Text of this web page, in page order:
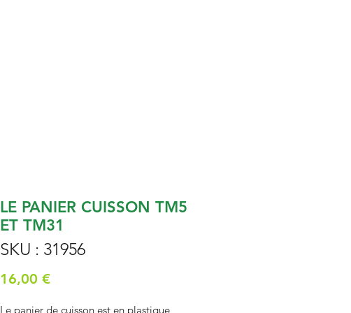
LE PANIER CUISSON TM5
ET TM31
SKU : 31956
16,00 €Prix
Le panier de cuisson est en plastique